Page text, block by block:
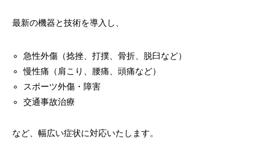
最新の機器と技術を導入し、
急性外傷（捻挫、打撲、骨折、脱臼など）
慢性痛（肩こり、腰痛、頭痛など）
スポーツ外傷・障害
交通事故治療
など、幅広い症状に対応いたします。